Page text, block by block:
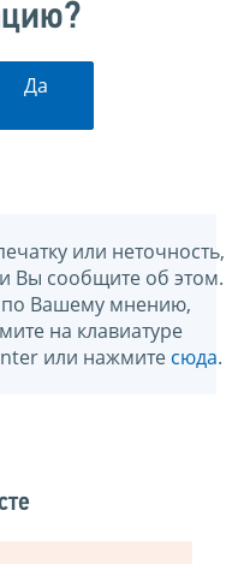
Да
или неточность,
Вы сообщите об этом.
по Вашему мнению,
на клавиатуре
или нажмите сюда.